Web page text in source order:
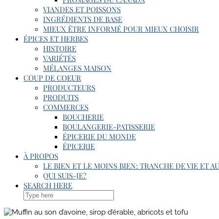
VIANDES ET POISSONS
INGRÉDIENTS DE BASE
MIEUX ÊTRE INFORMÉ POUR MIEUX CHOISIR
ÉPICES ET HERBES
HISTOIRE
VARIÉTÉS
MÉLANGES MAISON
COUP DE COEUR
PRODUCTEURS
PRODUITS
COMMERCES
BOUCHERIE
BOULANGERIE-PATISSERIE
ÉPICERIE DU MONDE
ÉPICERIE
À PROPOS
LE BIEN ET LE MOINS BIEN: TRANCHE DE VIE ET
QUI SUIS-JE?
SEARCH HERE